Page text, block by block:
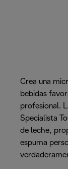
Crea una
bebidas
profesional.
Specialista
de leche,
espuma